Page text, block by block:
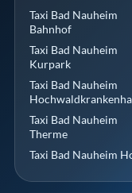
Taxi Bad Nauheim
Bahnhof
Taxi Bad Nauheim
Kurpark
Taxi Bad Nauheim
Taxi Bad Nauheim
Therme
Taxi Bad Nauheim